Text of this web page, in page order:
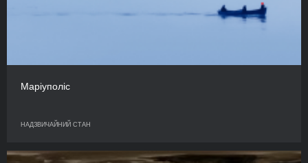
Маріуполіс
НАДЗВИЧАЙНИЙ СТАН